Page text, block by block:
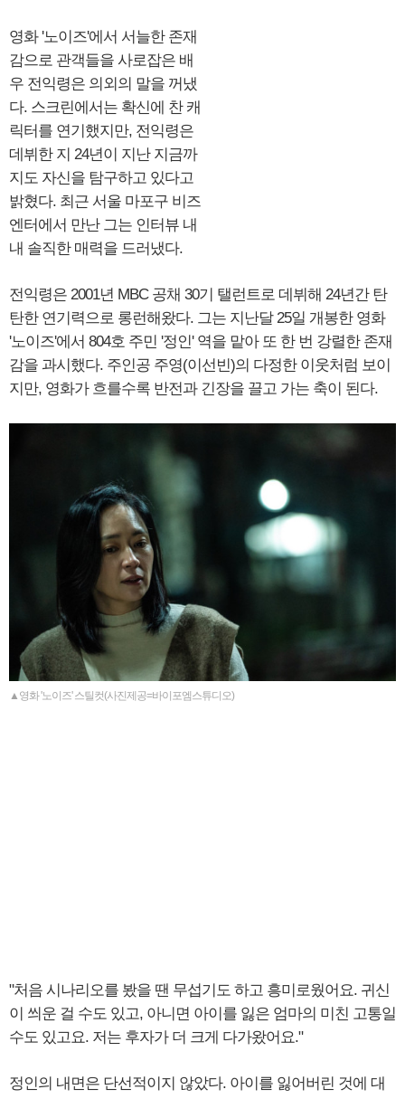
영화 '노이즈'에서 서늘한 존재
감으로 관객들을 사로잡은 배
우 전익령은 의외의 말을 꺼냈
다. 스크린에서는 확신에 찬 캐
릭터를 연기했지만, 전익령은
데뷔한 지 24년이 지난 지금까
지도 자신을 탐구하고 있다고
밝혔다. 최근 서울 마포구 비즈
엔터에서 만난 그는 인터뷰 내
내 솔직한 매력을 드러냈다.
전익령은 2001년 MBC 공채 30기 탤런트로 데뷔해 24년간 탄
탄한 연기력으로 롱런해왔다. 그는 지난달 25일 개봉한 영화
'노이즈'에서 804호 주민 '정인' 역을 맡아 또 한 번 강렬한 존재
감을 과시했다. 주인공 주영(이선빈)의 다정한 이웃처럼 보이
지만, 영화가 흐를수록 반전과 긴장을 끌고 가는 축이 된다.
▲영화 '노이즈' 스틸컷(사진제공=바이포엠스튜디오)
"처음 시나리오를 봤을 땐 무섭기도 하고 흥미로웠어요. 귀신
이 씌운 걸 수도 있고, 아니면 아이를 잃은 엄마의 미친 고통일
수도 있고요. 저는 후자가 더 크게 다가왔어요."
정인의 내면은 단선적이지 않았다. 아이를 잃어버린 것에 대